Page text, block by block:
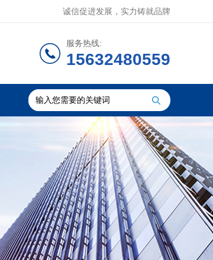
诚信促进发展，实力铸就品牌
服务热线:
15632480559